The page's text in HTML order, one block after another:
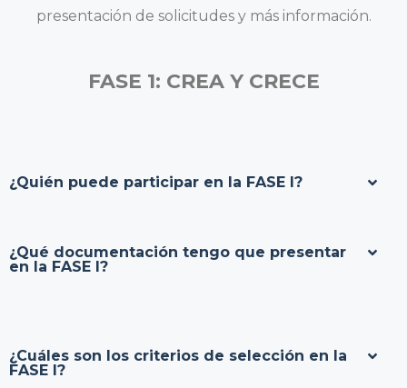
presentación de solicitudes y más información.
FASE 1: CREA Y CRECE
¿Quién puede participar en la FASE I?
¿Qué documentación tengo que presentar
en la FASE I?
¿Cuáles son los criterios de selección en la
FASE I?